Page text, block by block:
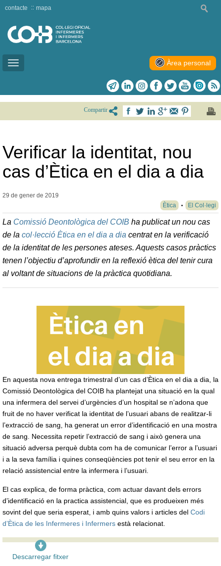
Toggle
contacte mapa
Àrea personal
Compartir
Verificar la identitat, nou
cas d’Ètica en el dia a dia
29 de gener de 2019
Ètica
El Col·legi
La Comissió Deontològica del COIB ha publicat un nou cas
de la col·lecció Ètica en el dia a dia centrat en la verificació
de la identitat de les persones ateses. Aquests casos pràctics
tenen l’objectiu d’aprofundir en la reflexió ètica del tenir cura
al voltant de situacions de la pràctica quotidiana.
En aquesta nova entrega trimestral d’un cas d’Ètica en el dia a dia, la
Comissió Deontològica del COIB ha plantejat una situació en la qual
una infermera del servei d’urgències d’un hospital se n’adona que
fruit de no haver verificat la identitat de l’usuari abans de realitzar-li
l’extracció de sang, ha generat un error d’identificació en una mostra
de sang. Necessita repetir l’extracció de sang i això genera una
situació adversa perquè dubta com ha de comunicar l’error a l’usuari
i a la seva família i quines conseqüències pot tenir el seu error en la
relació assistencial entre la infermera i l’usuari.
El cas explica, de forma pràctica, com actuar davant dels errors
d’identificació en la practica assistencial, que es produeixen més
sovint del que seria esperat, i amb quins valors i articles del Codi
d’Ètica de les Infermeres i Infermers està relacionat.
Descarregar fitxer